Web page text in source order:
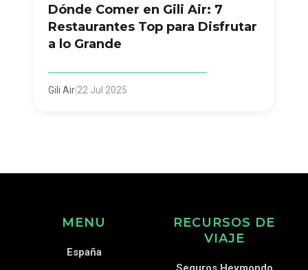
Dónde Comer en Gili Air: 7
Restaurantes Top para Disfrutar
a lo Grande
Gili Air 22 Jul 2025
MENU
España
RECURSOS DE
VIAJE